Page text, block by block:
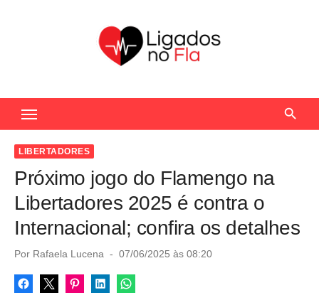
c
LIBERTADORES
Próximo jogo do Flamengo na
Libertadores 2025 é contra o
Internacional; confira os detalhes
Por Rafaela Lucena
P
s
t
07/06/2025 às 08:20